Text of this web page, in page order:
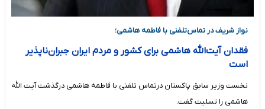
نواز شریف در تماس‌تلفنی با فاطمه هاشمی؛
فقدان آیت‌الله هاشمی برای کشور و مردم ایران جبران‌ناپذیر
است
نخست وزیر سابق پاکستان درتماس تلفنی با فاطمه هاشمی درگذشت آیت الله
هاشمی را تسلیت گفت.